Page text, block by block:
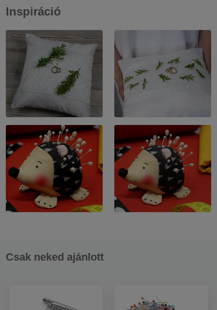
Inspiráció
Csak neked ajánlott